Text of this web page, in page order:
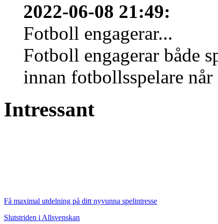
2022-06-08 21:49:
Fotboll engagerar...
Fotboll engagerar både
innan fotbollsspelare
Intressant
Få maximal utdelning på ditt nyvunna spelintresse
Slutstriden i Allsvenskan